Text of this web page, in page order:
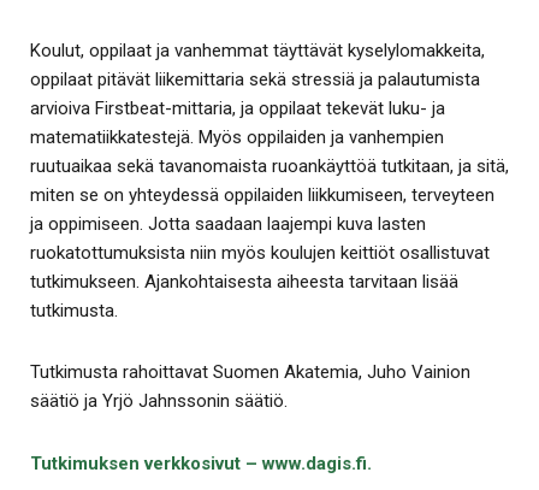
Koulut, oppilaat ja vanhemmat täyttävät kyselylomakkeita,
oppilaat pitävät liikemittaria sekä stressiä ja palautumista
arvioiva Firstbeat-mittaria, ja oppilaat tekevät luku- ja
matematiikkatestejä. Myös oppilaiden ja vanhempien
ruutuaikaa sekä tavanomaista ruoankäyttöä tutkitaan, ja sitä,
miten se on yhteydessä oppilaiden liikkumiseen, terveyteen
ja oppimiseen. Jotta saadaan laajempi kuva lasten
ruokatottumuksista niin myös koulujen keittiöt osallistuvat
tutkimukseen. Ajankohtaisesta aiheesta tarvitaan lisää
tutkimusta.
Tutkimusta rahoittavat Suomen Akatemia, Juho Vainion
säätiö ja Yrjö Jahnssonin säätiö.
Tutkimuksen verkkosivut – www.dagis.fi.